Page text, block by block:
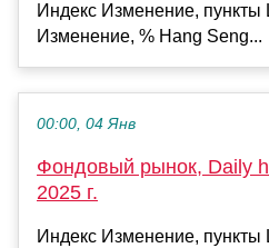
Индекс Изменение, пункты
Изменение, % Hang Seng...
00:00, 04 Янв
Фондовый рынок, Daily
2025 г.
Индекс Изменение, пункты